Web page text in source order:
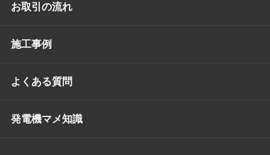
お取引の流れ
施工事例
よくある質問
発電機マメ知識